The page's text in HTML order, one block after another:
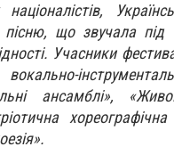
націоналістів,
пісню, що звучала
Учасники
вокально-
ансамблі»,